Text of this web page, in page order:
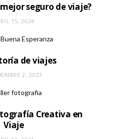
seguro de viaje?
15, 2024
de viajes
2, 2023
Creativa en
Viaje